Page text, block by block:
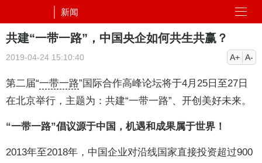
新闻
共建“一带一路”，中国央企如何共生共赢？
2019-04-24 15:10:40 A+ A-
第二届“一带一路”国际合作高峰论坛将于4月25日至27日
在北京举行，主题为：共建“一带一路”、开创美好未来。
“一带一路”倡议源于中国，机遇和成果属于世界！
2013年至2018年，中国企业对沿线国家直接投资超过900